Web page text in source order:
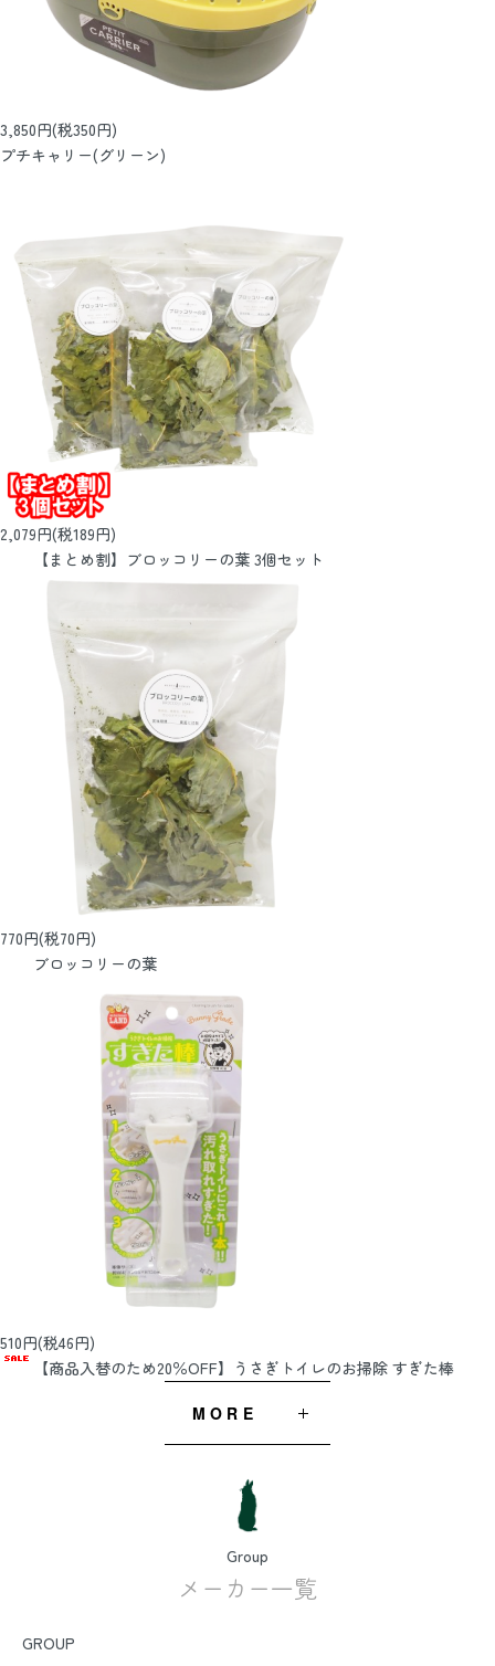
3,850円(税350円)
プチキャリー(グリーン)
2,079円(税189円)
【まとめ割】ブロッコリーの葉 3個セット
770円(税70円)
ブロッコリーの葉
510円(税46円)
【商品入替のため20％OFF】うさぎトイレのお掃除 すぎた棒
MORE
Group
メーカー一覧
GROUP